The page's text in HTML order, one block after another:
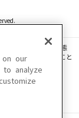
音声等を、手段や形態
ァイル化などすること
あります。
ます。
on our
analyze